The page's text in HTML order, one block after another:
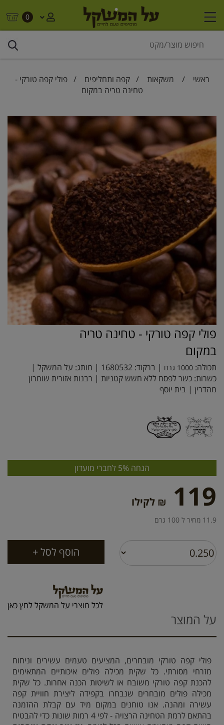
0
ראשי / משקאות /קפה ותחליפים / פולי קפה טורקי -
טחינה טריה במקום
פולי קפה טורקי - טחינה טריה
במקום
תכולה: 1000 גרם | ברקוד: 1680532 | מותג: על המשקל |
כשרות: כשר לפסח ללא חשש קטניות | רבנות אזורית שומרון
מהדרין | בית יוסף
הנחה 5% לחברי מועדון
119 ₪ לקילו
11.9 מחיר ל 100 גרם
לכל מוצרי על המשקל לחץ כאן
על המוצר
פולי קפה טורקי מובחרים, המציעים טעמים עשירים וניחוח
מזרחי מסורתי. כל שקית מכילה פולים איכותיים המתאימים
להכנת קפה טורקי משובח או לשיטות הכנה אחרות. כל שקית
מכילה פולים מובחרים שנבחרו בקפידה ליצירת חוויית קפה
עשירה ומהנה. אנו טוחנים במקום מיד עם קבלת ההזמנה
בהתאם לרמת הטחינה הרצויה - לפי 4 רמות שונות כדי להבטיח